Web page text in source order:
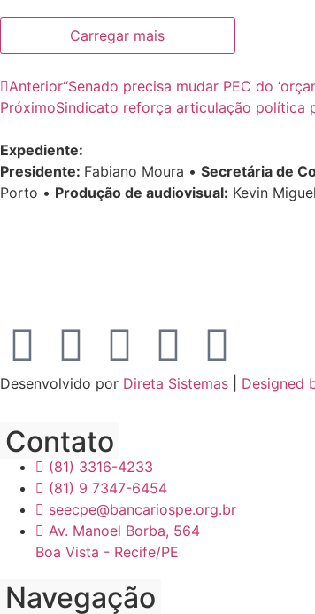
Carregar mais
Anterior“Senado precisa mudar PEC do
PróximoSindicato reforça articulação política
Expediente:
Presidente: Fabiano Moura • Secretária de
Porto • Produção de audiovisual: Kevin
Desenvolvido por Direta Sistemas Designed
Contato
(81) 3316-4233
(81) 9 7347-6454
seecpe@bancariospe.org.br
Av. Manoel Borba, 564
Boa Vista - Recife/PE
Navegação